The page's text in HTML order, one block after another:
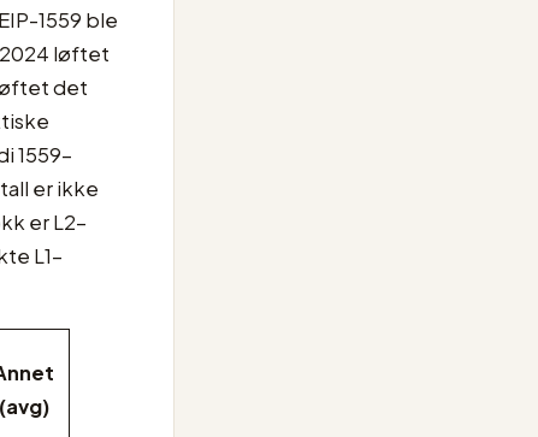
1559 ble
løftet
det
1559-
er ikke
er L2-
L1-
(avg)